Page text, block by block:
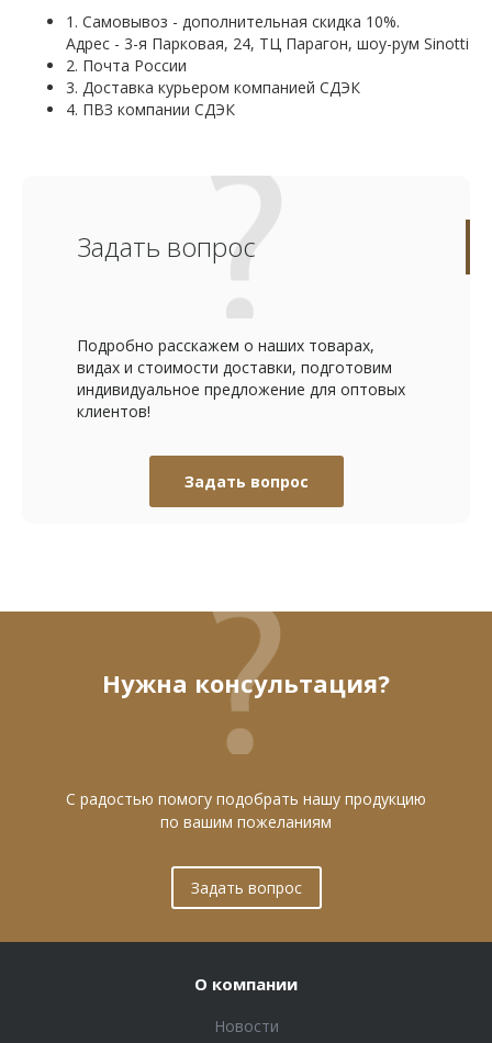
1. Самовывоз - дополнительная скидка 10%.
Адрес - 3-я Парковая, 24, ТЦ Парагон, шоу-рум Sinotti
2. Почта России
3. Доставка курьером компанией СДЭК
4. ПВЗ компании СДЭК
Задать вопрос
Подробно расскажем о наших товарах,
видах и стоимости доставки, подготовим
индивидуальное предложение для оптовых
клиентов!
Задать вопрос
Нужна консультация?
С радостью помогу подобрать нашу продукцию
по вашим пожеланиям
Задать вопрос
О компании
Новости